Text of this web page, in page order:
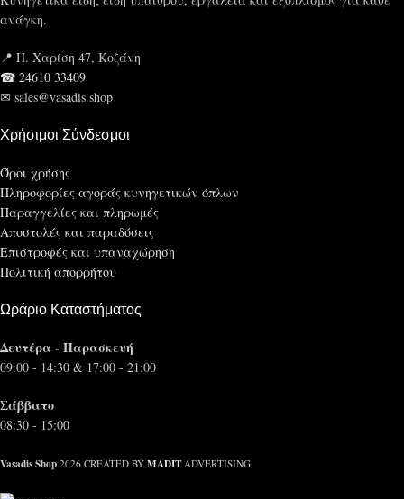
ανάγκη.
📍 Π. Χαρίση 47, Κοζάνη
☎ 24610 33409
✉ sales@vasadis.shop
Χρήσιμοι Σύνδεσμοι
Όροι χρήσης
Πληροφορίες αγοράς κυνηγετικών όπλων
Παραγγελίες και πληρωμές
Αποστολές και παραδόσεις
Επιστροφές και υπαναχώρηση
Πολιτική απορρήτου
Ωράριο Καταστήματος
Δευτέρα - Παρασκευή
09:00 - 14:30 & 17:00 - 21:00
Σάββατο
08:30 - 15:00
Vasadis Shop 2026 CREATED BY MADIT ADVERTISING